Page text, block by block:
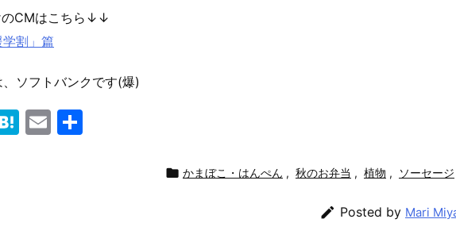
CMはこちら↓↓
割」篇
ソフトバンクです(爆)
H
E
 かまぼこ・はんぺん , 秋のお弁当 , 植物 , ソーセージ
 Posted by Mari